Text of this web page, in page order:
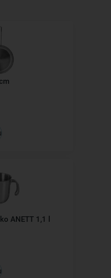
ANETT 1,1 l